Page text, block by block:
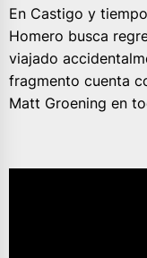
En Castigo y
Homero busca
viajado
fragmento cuenta
Matt Groening en